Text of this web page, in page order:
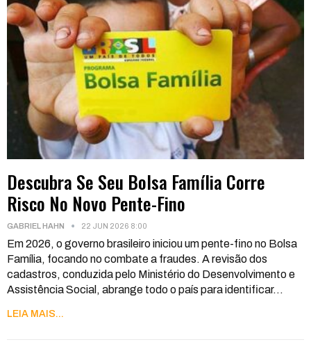
Descubra Se Seu Bolsa Família Corre
Risco No Novo Pente-Fino
GABRIEL HAHN 22 JUN 2026 8:00
Em 2026, o governo brasileiro iniciou um pente-fino no Bolsa
Família, focando no combate a fraudes. A revisão dos
cadastros, conduzida pelo Ministério do Desenvolvimento e
Assistência Social, abrange todo o país para identificar…
LEIA MAIS...